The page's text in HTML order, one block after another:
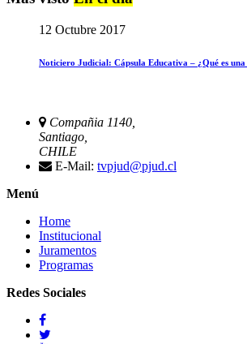
12 Octubre 2017
Noticiero Judicial: Cápsula Educativa – ¿Qué es
Compañia 1140,
Santiago,
CHILE
E-Mail: tvpjud@pjud.cl
Menú
Home
Institucional
Juramentos
Programas
Redes Sociales